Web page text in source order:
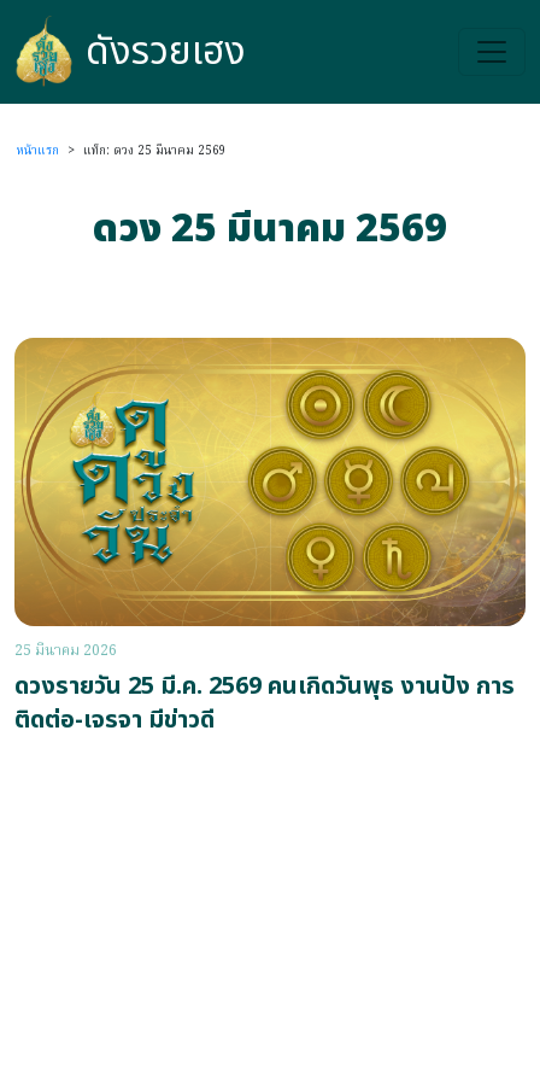
ดังรวยเฮง
ดังรวยเฮง
หน้าแรก > แท็ก: ดวง 25 มีนาคม 2569
ดวง 25 มีนาคม 2569
25 มีนาคม 2026
ดวงรายวัน 25 มี.ค. 2569 คนเกิดวันพุธ งานปัง การ
ติดต่อ-เจรจา มีข่าวดี